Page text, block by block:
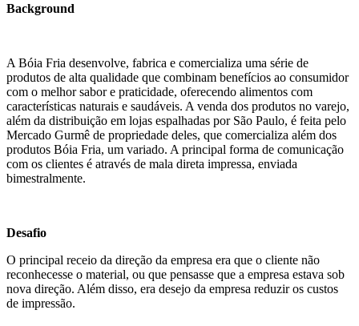
Background
A Bóia Fria desenvolve, fabrica e comercializa uma série de
produtos de alta qualidade que combinam benefícios ao consumidor
com o melhor sabor e praticidade, oferecendo alimentos com
características naturais e saudáveis. A venda dos produtos no varejo,
além da distribuição em lojas espalhadas por São Paulo, é feita pelo
Mercado Gurmê de propriedade deles, que comercializa além dos
produtos Bóia Fria, um variado. A principal forma de comunicação
com os clientes é através de mala direta impressa, enviada
bimestralmente.
Desafio
O principal receio da direção da empresa era que o cliente não
reconhecesse o material, ou que pensasse que a empresa estava sob
nova direção. Além disso, era desejo da empresa reduzir os custos
de impressão.